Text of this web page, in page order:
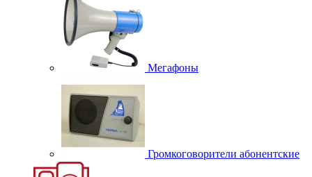
Мегафоны
Громкоговорители абонентские